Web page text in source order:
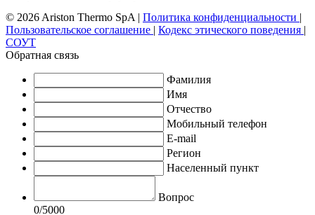
© 2026 Ariston Thermo SpA | Политика конфиденциальности |
Пользовательское соглашение | Кодекс этического поведения |
СОУТ
Обратная связь
Фамилия
Имя
Отчество
Мобильный телефон
E-mail
Регион
Населенный пункт
Вопрос
0/5000